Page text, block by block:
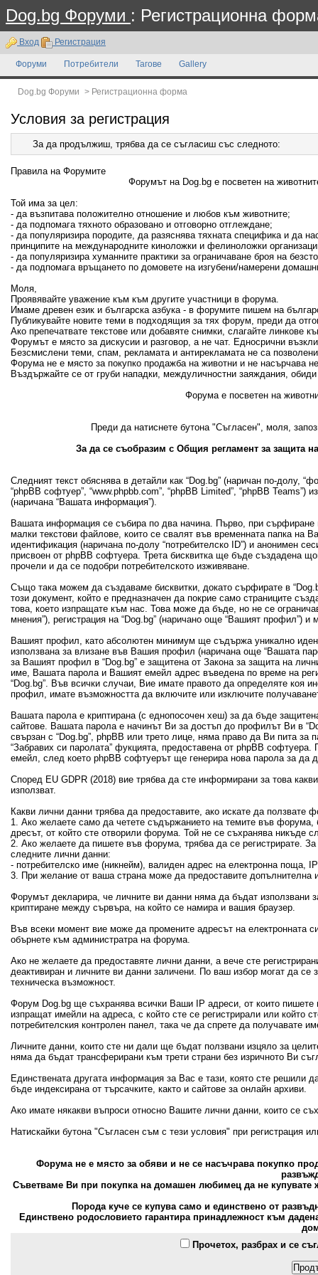
Dog.bg Форуми : Регистрационна
Вход Регистрация
Форуми Потребители Тагове Gallery
Dog.bg Форуми > Регистрационна форма
Условия за регистрация
За да продължиш, трябва да се съгласиш със следното:
Правила на Форумите
Форумът на Dog.bg е посветен на
Той има за цел:
- да възпитава положително отношение и любов към животните;
- да подпомага тяхното образовано и отговорно отглеждане;
- да популяризира породите, да разяснява тяхната специфика и да
принципите на международните киноложки и фелиноложки
- да популяризира хуманните практики за ограничаване броя на
- да подпомага връщането по домовете на изгубени/намерени
Моля,
Проявявайте уважение към към другите участници в форума.
Имаме древен език и българска азбука - в форумите пишем на
Публикувайте новите теми в подходящия за тях форум, преди да
Ако препечатвате текстове или добавяте снимки, слагайте линкове
Форумът е място за дискусии и разговор, а не чат. Едносрични
Безсмислени теми, спам, рекламата и антирекламата не са
Форума не е място за покупко продажба на животни и не насърчава
Въздържайте се от груби нападки, междуличностни заяждания,
Форума е посветен на
Преди да натиснете бутона "Съгласен", моля,
За да се съобразим с Общия регламент за защита
Следният текст обяснява в детайли как “Dog.bg” (наричан по-долу,
“phpBB софтуер”, “www.phpbb.com”, “phpBB Limited”, “phpBB
(наричана “Вашата информация”).
Вашата информация се събира по два начина. Първо, при сърфиране
малки текстови файлове, които се свалят във временната папка на
идентификация (наричана по-долу “потребителско ID”) и анонимен
присвоен от phpBB софтуера. Трета бисквитка ще бъде създадена
прочели и да се подобри потребителското изживяване.
Също така можем да създаваме бисквитки, докато сърфирате в
този документ, който е предназначен да покрие само страниците
това, което изпращате към нас. Това може да бъде, но не се
мнения”), регистрация на “Dog.bg” (наричано още “Вашият профил”)
Вашият профил, като абсолютен минимум ще съдържа уникално
използвана за влизане във Вашия профил (наричана още “Вашата
за Вашият профил в “Dog.bg” е защитена от Закона за защита на
име, Вашата парола и Вашият емейл адрес въведена по време на
“Dog.bg”. Във всички случаи, Вие имате правото да определяте
профил, имате възможността да включите или изключите
Вашата парола е криптирана (с еднопосочен хеш) за да бъде
сайтове. Вашата парола е начинът Ви за достъп до профилът Ви в
свързан с “Dog.bg”, phpBB или трето лице, няма право да Ви пита
“Забравих си паролата” фукцията, предоставена от phpBB
емейл, след което phpBB софтуерът ще генерира нова парола за да
Според EU GDPR (2018) вие трябва да сте информирани за това
използват.
Какви лични данни трябва да предоставите, ако искате да ползвате
1. Ако желаете само да четете съдържанието на темите във
дресът, от който сте отворили форума. Той не се съхранява никъде
2. Ако желаете да пишете във форума, трябва да се регистрирате.
следните лични данни:
- потребителско име (никнейм), валиден адрес на електронна
3. При желание от ваша страна може да предоставите
Форумът декларира, че личните ви данни няма да бъдат използвани
криптиране между сървъра, на който се намира и вашия браузер.
Във всеки момент вие може да промените адресът на електронната
обърнете към администратра на форума.
Ако не желаете да предоставяте лични данни, а вече сте
деактивиран и личните ви данни заличени. По ваш избор могат да
техническа възможност.
Форум Dog.bg ще съхранява всички Ваши IP адреси, от които
изпращат имейли на адреса, с който сте се регистрирали или който
потребителския контролен панел, така че да спрете да получавате
Личните данни, които сте ни дали ще бъдат ползвани изцяло за
няма да бъдат трансферирани към трети страни без изричното Ви
Единствената другата информация за Вас е тази, която сте решили
бъде индексирана от търсачките, както и сайтове за онлайн архиви.
Ако имате някакви въпроси относно Вашите лични данни, които се
Натискайки бутона "Съгласен съм с тези условия" при
Форума не е място за обяви и не се насъчрава покупко
Съветваме Ви при покупка на домашен любимец да не купувате
Порода куче се купува само и единствено от
Единствено родословието гарантира принадлежност към
Прочетох, разбрах и се